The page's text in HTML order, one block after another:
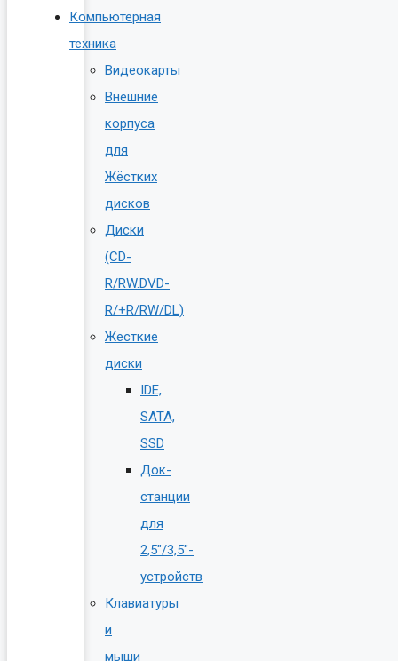
Компьютерная
техника
Видеокарты
Внешние
корпуса
для
Жёстких
дисков
Диски
(CD-
R/RW.DVD-
R/+R/RW/DL)
Жесткие
диски
IDE,
SATA,
SSD
Док-
станции
для
2,5″/3,5″-
устройств
Клавиатуры
и
мыши